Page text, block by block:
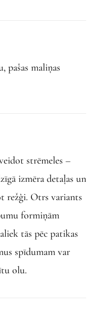
pašas maliņas
strēmeles –
izmēra detaļas un
režģi. Otrs variants
formiņām
tās pēc patikas
spīdumam var
olu.